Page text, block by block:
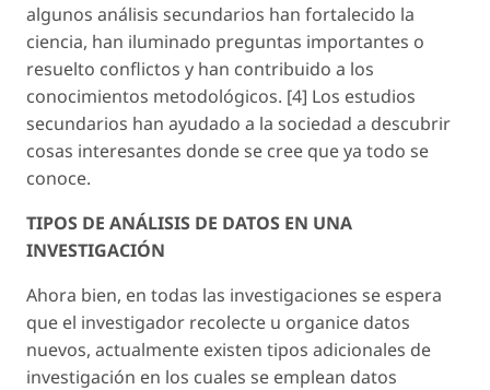
algunos análisis secundarios han fortalecido la
ciencia, han iluminado preguntas importantes o
resuelto conflictos y han contribuido a los
conocimientos metodológicos. [4] Los estudios
secundarios han ayudado a la sociedad a descubrir
cosas interesantes donde se cree que ya todo se
conoce.
TIPOS DE ANÁLISIS DE DATOS EN UNA
INVESTIGACIÓN
Ahora bien, en todas las investigaciones se espera
que el investigador recolecte u organice datos
nuevos, actualmente existen tipos adicionales de
investigación en los cuales se emplean datos